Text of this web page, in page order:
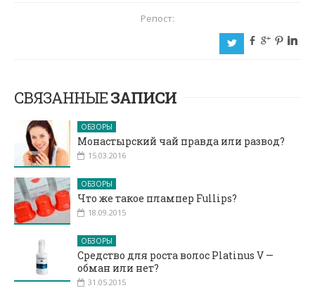
Репост:
a b c d j
СВЯЗАННЫЕЗАПИСИ
ОБЗОРЫ
Монастырский чай правда или развод?
15.03.2016
ОБЗОРЫ
Что же такое плампер Fullips?
18.09.2015
ОБЗОРЫ
Средство для роста волос Platinus V —
обман или нет?
31.05.2015